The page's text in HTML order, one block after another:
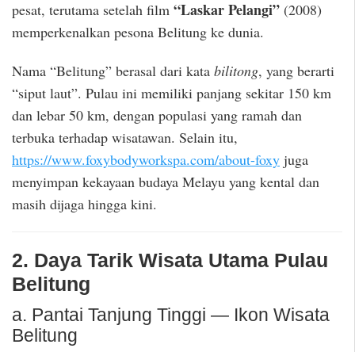
pesat, terutama setelah film “Laskar Pelangi” (2008)
memperkenalkan pesona Belitung ke dunia.
Nama “Belitung” berasal dari kata bilitong, yang berarti
“siput laut”. Pulau ini memiliki panjang sekitar 150 km
dan lebar 50 km, dengan populasi yang ramah dan
terbuka terhadap wisatawan. Selain itu,
https://www.foxybodyworkspa.com/about-foxy juga
menyimpan kekayaan budaya Melayu yang kental dan
masih dijaga hingga kini.
2. Daya Tarik Wisata Utama Pulau
Belitung
a. Pantai Tanjung Tinggi — Ikon Wisata
Belitung